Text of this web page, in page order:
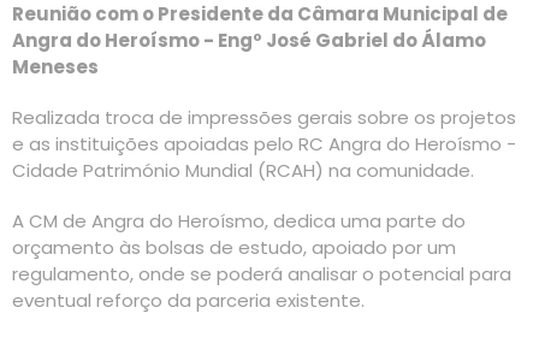
Reunião com o Presidente da Câmara Municipal de
Angra do Heroísmo - Engº José Gabriel do Álamo
Meneses
Realizada troca de impressões gerais sobre os projetos
e as instituições apoiadas pelo RC Angra do Heroísmo -
Cidade Património Mundial (RCAH) na comunidade.
A CM de Angra do Heroísmo, dedica uma parte do
orçamento às bolsas de estudo, apoiado por um
regulamento, onde se poderá analisar o potencial para
eventual reforço da parceria existente.